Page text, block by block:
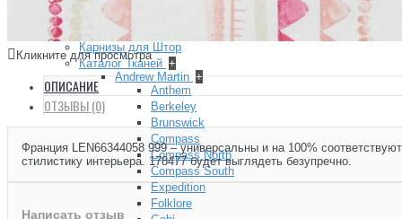
ТКАНИ
Карнизы для Штор
Каталог Тканей +
Andrew Martin +
Anthem
Berkeley
Brunswick
Compass
Compass North
Compass South
Expedition
Folklore
Кликните для просмотра
ОПИСАНИЕ
ОТЗЫВЫ (0)
Франция LEN66344058 999 – универсальны и на 100%
стилистику интерьера. 178477 будет выглядеть безупречно.
Написать отзыв